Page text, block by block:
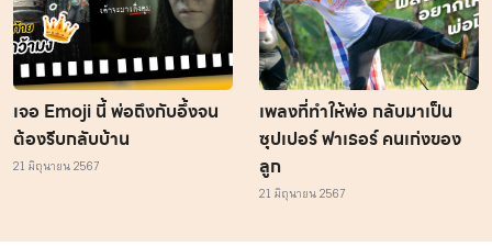
เจอ Emoji นี้ พ่อถึงกับอึ้งจน
ต้องรีบกลับบ้าน
21 มิถุนายน 2567
เพลงที่ทำให้พ่อ กลับมาเป็น
ซุปเปอร์ ฟาเธอร์ คนเก่งของ
ลูก
21 มิถุนายน 2567